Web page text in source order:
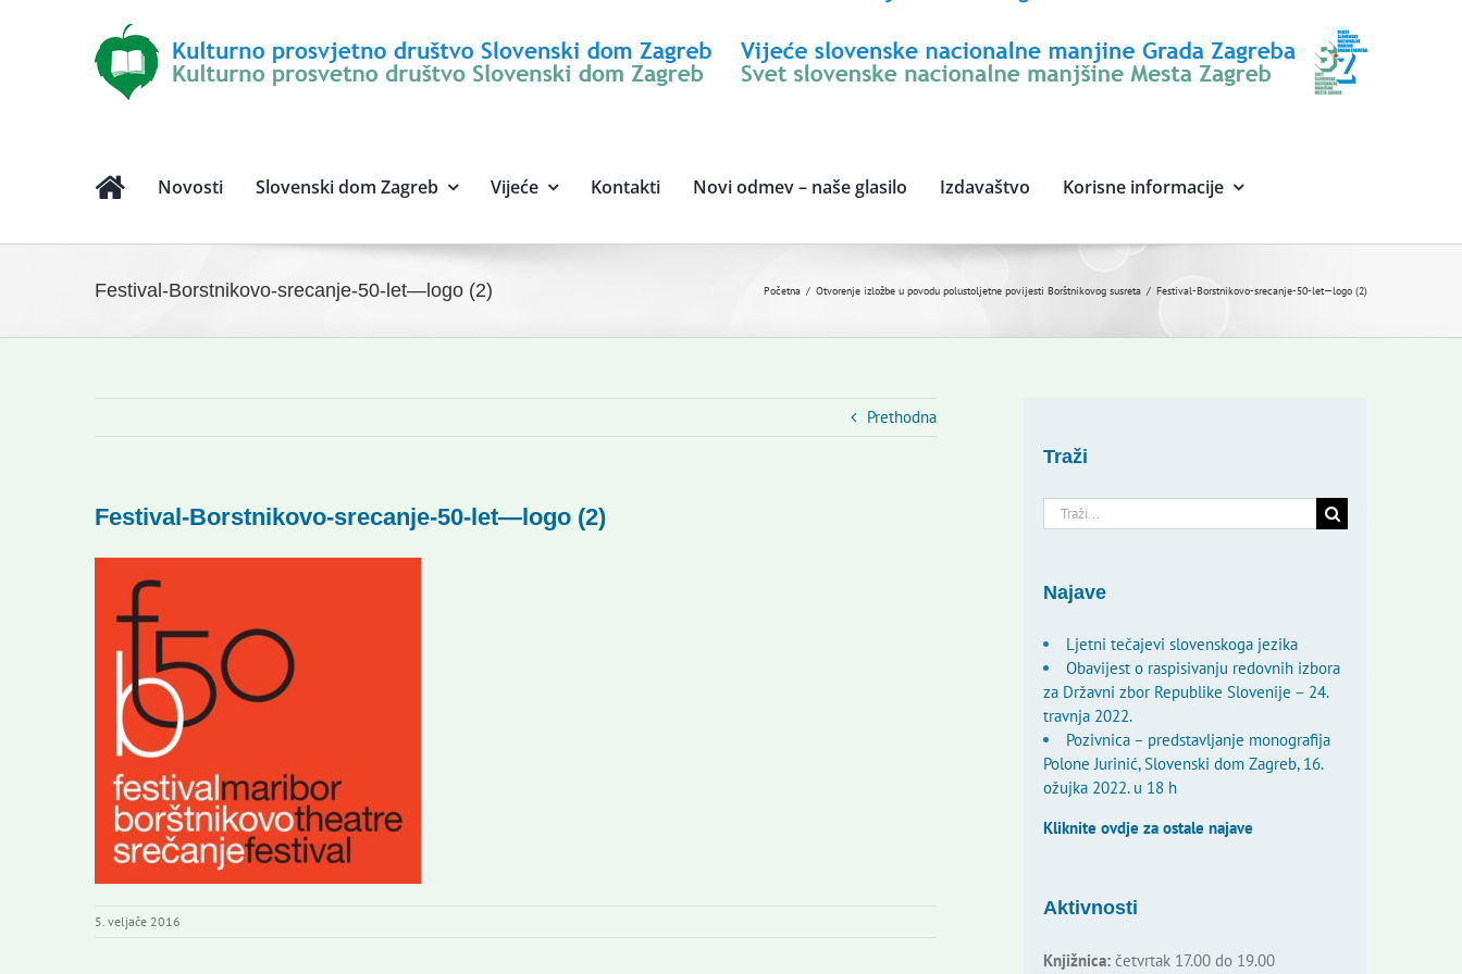
Novosti Slovenski dom Zagreb Vijeće Kontakti Novi odmev – naše glasilo Izdavaštvo Korisne informacije
Festival-Borstnikovo-srecanje-50-let—logo (2) Početna Otvorenje izložbe u povodu polustoljetne povijesti Borštnikovog susreta Festival-Borstnikovo-srecanje-50-let—logo (2)
Prethodna
Festival-Borstnikovo-srecanje-50-let—logo (2)
5. veljače 2016
Traži
Traži...
Najave
Ljetni tečajevi slovenskoga jezika
Obavijest o raspisivanju redovnih izbora
za Državni zbor Republike Slovenije – 24.
travnja 2022.
Pozivnica – predstavljanje monografija
Polone Jurinić, Slovenski dom Zagreb, 16.
ožujka 2022. u 18 h
Kliknite ovdje za ostale najave
Aktivnosti
Knjižnica:četvrtak 17.00 do 19.00